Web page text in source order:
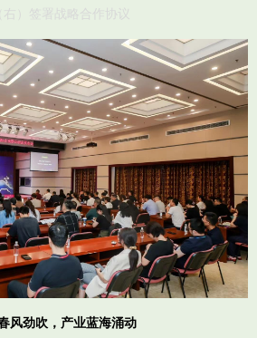
右）签署战略合作协议
风劲吹，产业蓝海涌动